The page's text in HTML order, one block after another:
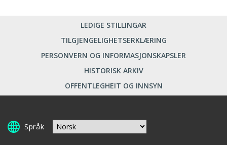
LEDIGE STILLINGAR
TILGJENGELIGHETSERKLÆRING
PERSONVERN OG INFORMASJONSKAPSLER
HISTORISK ARKIV
OFFENTLEGHEIT OG INNSYN
Språk